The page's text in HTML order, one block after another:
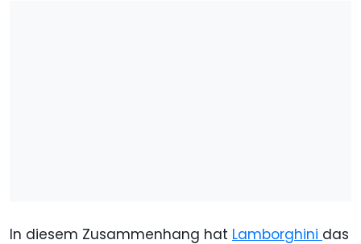
In diesem Zusammenhang hat Lamborghini das